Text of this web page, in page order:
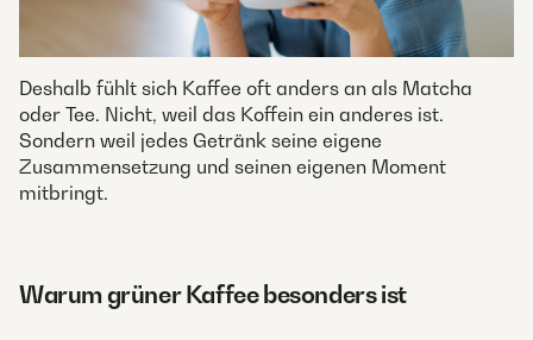
Deshalb fühlt sich Kaffee oft anders an als Matcha
oder Tee. Nicht, weil das Koffein ein anderes ist.
Sondern weil jedes Getränk seine eigene
Zusammensetzung und seinen eigenen Moment
mitbringt.
Warum grüner Kaffee besonders ist